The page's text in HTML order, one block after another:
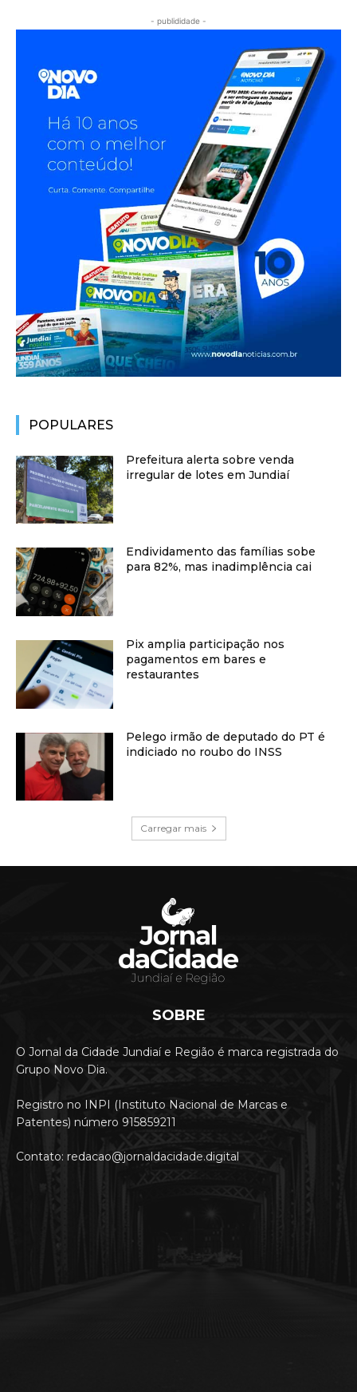
- publididade -
POPULARES
Prefeitura alerta sobre venda
irregular de lotes em Jundiaí
Endividamento das famílias sobe
para 82%, mas inadimplência cai
Pix amplia participação nos
pagamentos em bares e
restaurantes
Pelego irmão de deputado do PT é
indiciado no roubo do INSS
Carregar mais
SOBRE
O Jornal da Cidade Jundiaí e Região é marca registrada do
Grupo Novo Dia.
Registro no INPI (Instituto Nacional de Marcas e
Patentes) número 915859211
Contato: redacao@jornaldacidade.digital